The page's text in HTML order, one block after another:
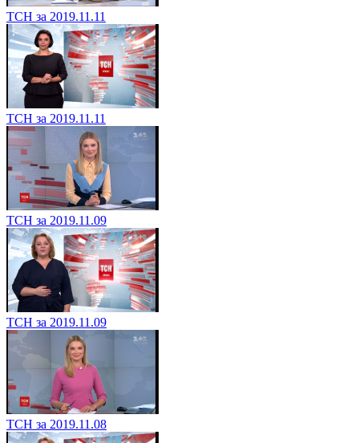
ТСН за 2019.11.11
ТСН за 2019.11.11
ТСН за 2019.11.09
ТСН за 2019.11.09
ТСН за 2019.11.08